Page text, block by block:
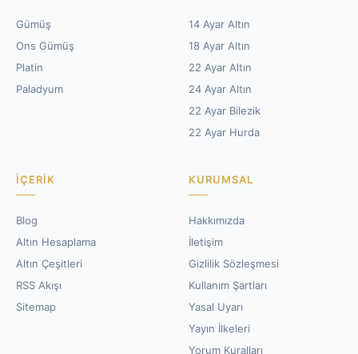
Gümüş
Ons Gümüş
Platin
Paladyum
14 Ayar Altın
18 Ayar Altın
22 Ayar Altın
24 Ayar Altın
22 Ayar Bilezik
22 Ayar Hurda
İÇERIK
Blog
Altın Hesaplama
Altın Çeşitleri
RSS Akışı
Sitemap
KURUMSAL
Hakkımızda
İletişim
Gizlilik Sözleşmesi
Kullanım Şartları
Yasal Uyarı
Yayın İlkeleri
Yorum Kuralları